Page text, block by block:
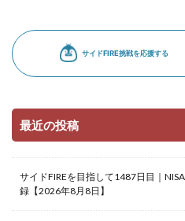
最近の投稿
サイドFIREを目指して1487日目｜
録【2026年8月8日】